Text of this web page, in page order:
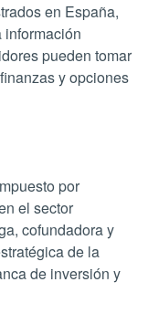
en España,
información
pueden tomar
y opciones
por
el sector
cofundadora y
de la
de inversión y